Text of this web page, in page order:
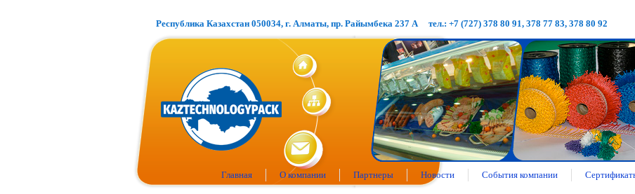
Республика Казахстан 050034, г. Алматы, пр. Райымбека 237 А тел.: +7 (727) 378 80 91, 378 77 83, 378 80 92
Главная О компании Партнеры Новости События компании